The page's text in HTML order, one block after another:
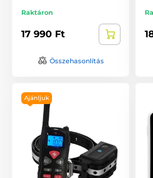
Raktáron
17 990 Ft
Összehasonlítás
Ajánljuk